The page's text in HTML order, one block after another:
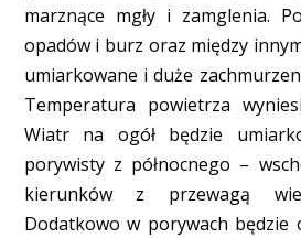
marznące mgły i zamglenia.
opadów i burz oraz między
umiarkowane i duże
Temperatura powietrza
Wiatr na ogół będzie
porywisty z północnego –
kierunków z przewagą
Dodatkowo w porywach będzie